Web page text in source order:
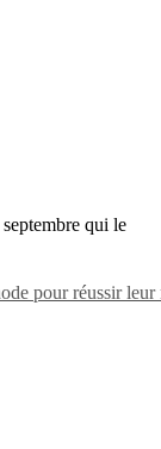
qui le
pour réussir